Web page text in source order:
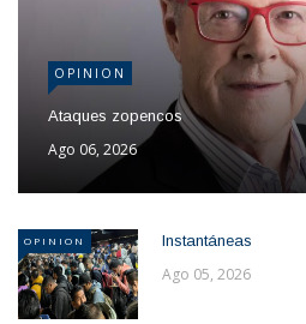
OPINION
Ataques zopencos
Ago 06, 2026
OPINION Instantáneas
Ago 05, 2026